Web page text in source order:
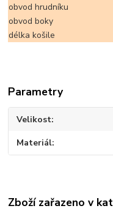
obvod hrudníku
obvod boky
délka košile
Parametry
Velikost
Materiál
Zboží zařazeno v